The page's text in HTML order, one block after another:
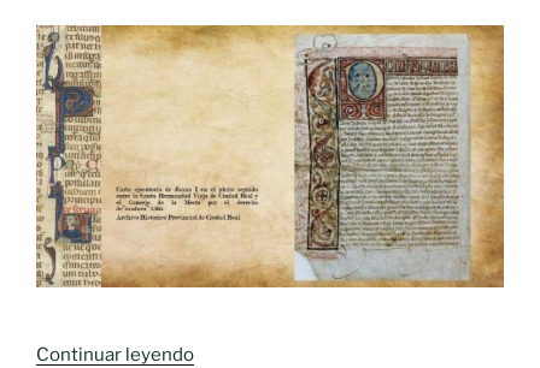
Continuar leyendo«Castilla-